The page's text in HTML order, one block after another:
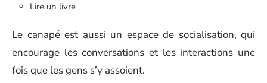
Lire un livre
Le canapé est aussi un espace de socialisation, qui
encourage les conversations et les interactions une
fois que les gens s’y assoient.